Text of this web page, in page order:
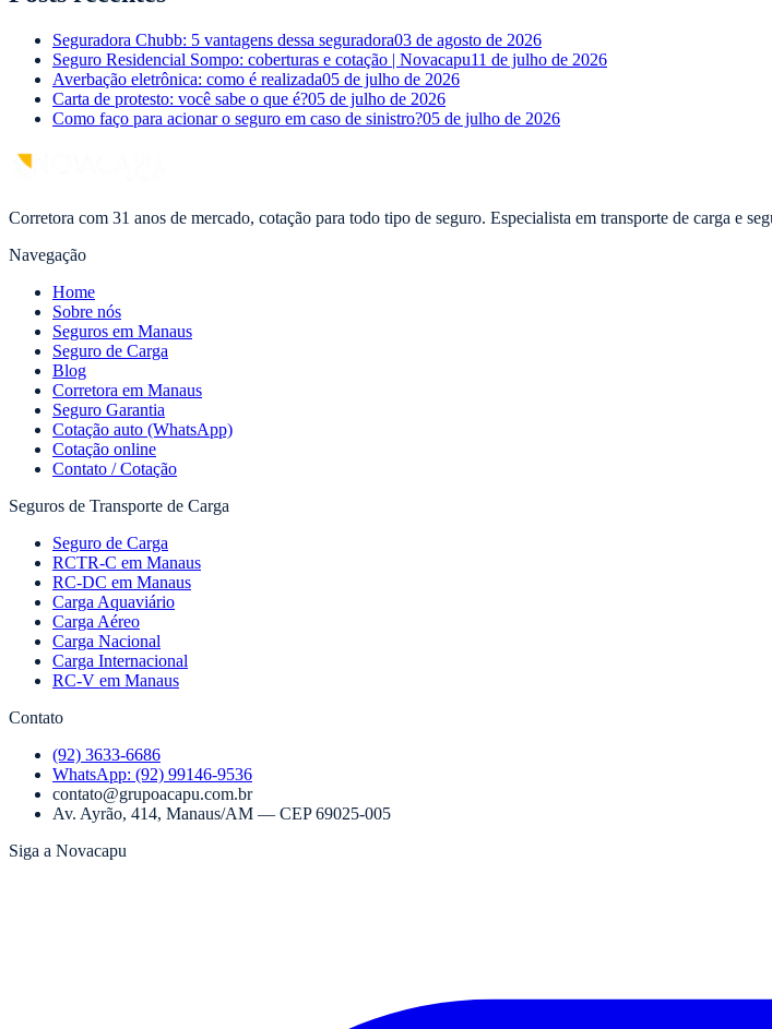
Seguradora Chubb: 5 vantagens dessa seguradora03 de agosto de 2026
Seguro Residencial Sompo: coberturas e cotação | Novacapu11 de julho de 2026
Averbação eletrônica: como é realizada05 de julho de 2026
Carta de protesto: você sabe o que é?05 de julho de 2026
Como faço para acionar o seguro em caso de sinistro?05 de julho de 2026
Corretora com 31 anos de mercado, cotação para todo tipo de seguro. Especialista em transporte de carga e
Navegação
Home
Sobre nós
Seguros em Manaus
Seguro de Carga
Blog
Corretora em Manaus
Seguro Garantia
Cotação auto (WhatsApp)
Cotação online
Contato / Cotação
Seguros de Transporte de Carga
Seguro de Carga
RCTR-C em Manaus
RC-DC em Manaus
Carga Aquaviário
Carga Aéreo
Carga Nacional
Carga Internacional
RC-V em Manaus
Contato
(92) 3633-6686
WhatsApp: (92) 99146-9536
contato@grupoacapu.com.br
Av. Ayrão, 414, Manaus/AM — CEP69025-005
Siga a Novacapu